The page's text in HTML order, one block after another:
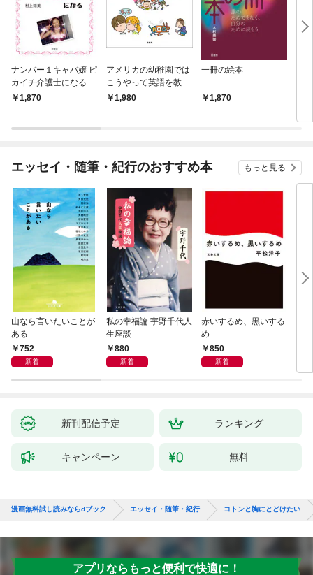
ナンバー１キャバ嬢 ピ
カイチ介護士になる
1,870
アメリカの幼稚園では
こうやって英語を教え
ている
1,980
一冊の絵本
1,870
先
く
じ
エッセイ・随筆・紀行のおすすめ本 もっと見る
山なら言いたいことが
ある
752
新着
私の幸福論 宇野千代人
生座談
880
新着
赤いするめ、黒いする
め
850
新着
行
新刊配信予定 ランキング
キャンペーン 無料
漫画無料試し読みならdブック エッセイ・随筆・紀行 コトンと胸にとどけたい
アプリならもっと便利で快適に！